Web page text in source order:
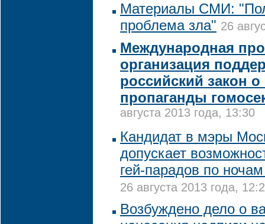
Материалы СМИ:
проблема зла" 26
Международная
организация
российский закон о
пропаганды
августа 2013 года, 13:30
Кандидат в мэры
допускает
гей-парадов по
26 августа 2013 года,
Возбуждено дело о